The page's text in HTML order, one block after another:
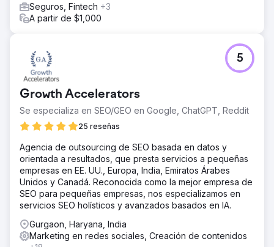
Seguros, Fintech +3
A partir de $1,000
Growth Accelerators
Se especializa en SEO/GEO en Google, ChatGPT, Reddit
25 reseñas
5
Agencia de outsourcing de SEO basada en datos y
orientada a resultados, que presta servicios a pequeñas
empresas en EE. UU., Europa, India, Emiratos Árabes
Unidos y Canadá. Reconocida como la mejor empresa de
SEO para pequeñas empresas, nos especializamos en
servicios SEO holísticos y avanzados basados en IA.
Gurgaon, Haryana, India
Marketing en redes sociales, Creación de contenidos